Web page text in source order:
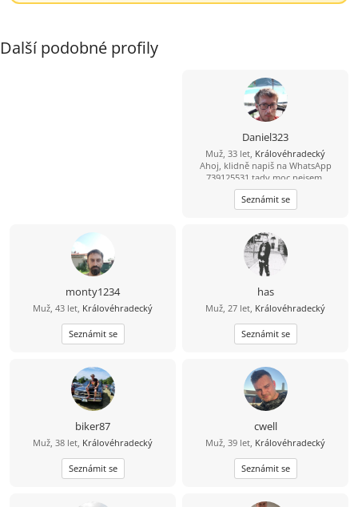
Další podobné profily
Daniel323
Muž, 33 let, Královéhradecký
Ahoj, klidně napiš na WhatsApp
739125531 tady moc nejsem.
Seznámit se
monty1234
Muž, 43 let, Královéhradecký
Seznámit se
has
Muž, 27 let, Královéhradecký
Seznámit se
biker87
Muž, 38 let, Královéhradecký
Seznámit se
cwell
Muž, 39 let, Královéhradecký
Seznámit se